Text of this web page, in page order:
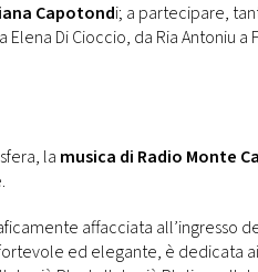
Capotondi; a partecipare,
Elena Di Cioccio, da Ria Antoniu
la musica di Radio Monte
affacciata all’ingresso
ed elegante, è dedicata